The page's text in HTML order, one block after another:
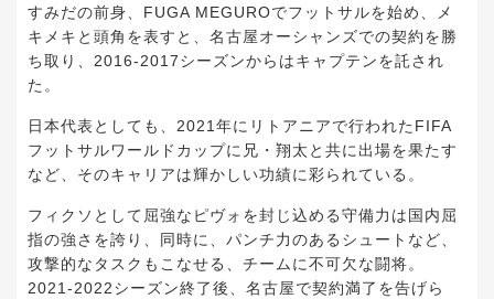
すみだの前身、FUGA MEGUROでフットサルを始め、メ
キメキと頭角を表すと、名古屋オーシャンズでの契約を勝
ち取り、2016-2017シーズンからはキャプテンを託され
た。
日本代表としても、2021年にリトアニアで行われたFIFA
フットサルワールドカップに兄・翔太と共に出場を果たす
など、そのキャリアは輝かしい功績に彩られている。
フィクソとして屈強なピヴォを封じ込める守備力は国内屈
指の強さを誇り、同時に、パンチ力のあるシュートなど、
攻撃的なタスクもこなせる、チームに不可欠な闘将。
2021-2022シーズン終了後、名古屋で契約満了を告げら